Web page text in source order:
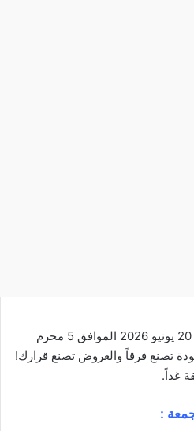
عروض لولو الرياض الأسبوعية 20 يونيو 2026 الموافق 5 محرم
تصنع فرقاً والعروض تصنع قرارك!
غداً.
: